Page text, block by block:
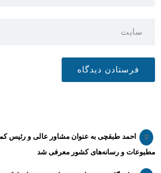
احمد طبقچی به عنوان مشاور عالی و رئیس
مطبوعات و رسانه‌های کشور معرفی شد